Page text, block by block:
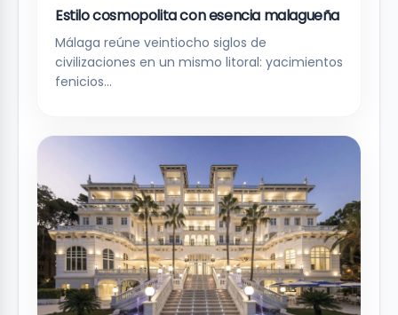
Estilo cosmopolita con esencia malagueña
Málaga reúne veintiocho siglos de
civilizaciones en un mismo litoral: yacimientos
fenicios…